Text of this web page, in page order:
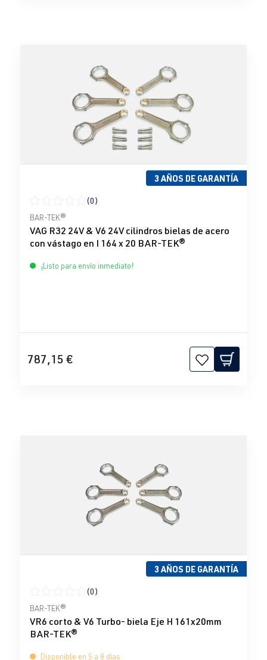
3 AÑOS DE GARANTÍA
Calificación promedio de 0 de 5 estrellas
(0)
BAR-TEK®
VAG R32 24V & V6 24V cilindros bielas de acero
con vástago en I 164 x 20 BAR-TEK®
¡Listo para envío inmediato!
787,15 €
3 AÑOS DE GARANTÍA
Calificación promedio de 0 de 5 estrellas
(0)
BAR-TEK®
VR6 corto & V6 Turbo- biela Eje H 161x20mm
BAR-TEK®
Disponible en 5 a 8 días